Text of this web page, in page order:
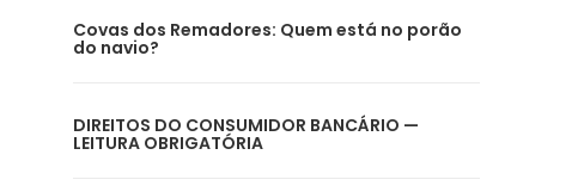
Covas dos Remadores: Quem está no porão
do navio?
DIREITOS DO CONSUMIDOR BANCÁRIO —
LEITURA OBRIGATÓRIA